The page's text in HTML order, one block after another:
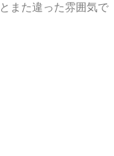
また違った雰囲気で